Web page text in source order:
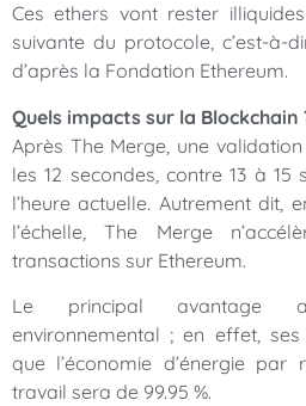
Ces ethers vont rester
suivante du protocole, c’est-à-
d’après la Fondation Ethereum.
Quels impacts sur la Blockchain
Après The Merge, une
les 12 secondes, contre 13 à
l’heure actuelle. Autrement dit,
l’échelle, The Merge
transactions sur Ethereum.
Le principal avantage
environnemental ; en effet,
que l’économie d’énergie
travail sera de 99.95 %.